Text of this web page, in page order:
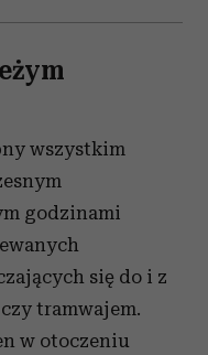
wszystkim
godzinami
się do i z
tramwajem.
w otoczeniu